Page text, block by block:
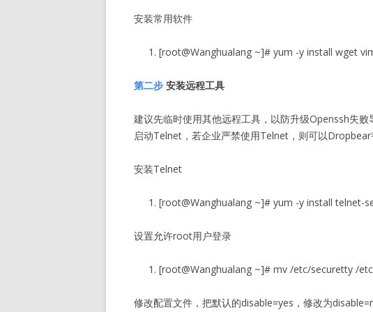
安装常用软件
[root@Wanghualang ~]# yum -y install wget
第二步 安装远程工具
建议先临时使用其他远程工具，以防升级Openssh失
启动Telnet，若企业严禁使用Telnet，则可以Dropbear
安装Telnet
[root@Wanghualang ~]# yum -y install telnet-
设置允许root用户登录
[root@Wanghualang ~]# mv /etc/securetty /
修改配置文件，把默认的disable=yes，修改为